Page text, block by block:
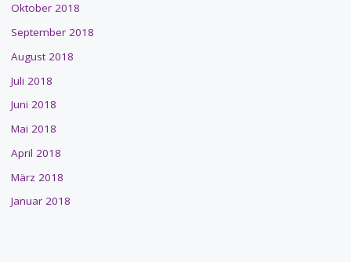
Oktober 2018
September 2018
August 2018
Juli 2018
Juni 2018
Mai 2018
April 2018
März 2018
Januar 2018